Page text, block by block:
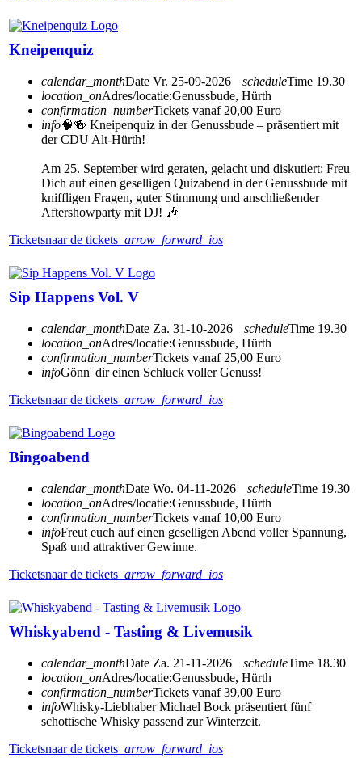
Kneipenquiz
calendar_monthDate Vr. 25-09-2026 scheduleTime 19.30
location_onAdres/locatie:Genussbude, Hürth
confirmation_numberTickets vanaf 20,00 Euro
info🧠🍻 Kneipenquiz in der Genussbude – präsentiert mit
der CDU Alt-Hürth!
Am 25. September wird geraten, gelacht und diskutiert: Freu
Dich auf einen geselligen Quizabend in der Genussbude mit
kniffligen Fragen, guter Stimmung und anschließender
Aftershowparty mit DJ! 🎶
Ticketsnaar de tickets arrow_forward_ios
Sip Happens Vol. V
calendar_monthDate Za. 31-10-2026 scheduleTime 19.30
location_onAdres/locatie:Genussbude, Hürth
confirmation_numberTickets vanaf 25,00 Euro
infoGönn' dir einen Schluck voller Genuss!
Ticketsnaar de tickets arrow_forward_ios
Bingoabend
calendar_monthDate Wo. 04-11-2026 scheduleTime 19.30
location_onAdres/locatie:Genussbude, Hürth
confirmation_numberTickets vanaf 10,00 Euro
infoFreut euch auf einen geselligen Abend voller Spannung,
Spaß und attraktiver Gewinne.
Ticketsnaar de tickets arrow_forward_ios
Whiskyabend - Tasting & Livemusik
calendar_monthDate Za. 21-11-2026 scheduleTime 18.30
location_onAdres/locatie:Genussbude, Hürth
confirmation_numberTickets vanaf 39,00 Euro
infoWhisky-Liebhaber Michael Bock präsentiert fünf
schottische Whisky passend zur Winterzeit.
Ticketsnaar de tickets arrow_forward_ios